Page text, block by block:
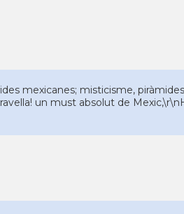
mexicanes; misticisme,
un must absolut de